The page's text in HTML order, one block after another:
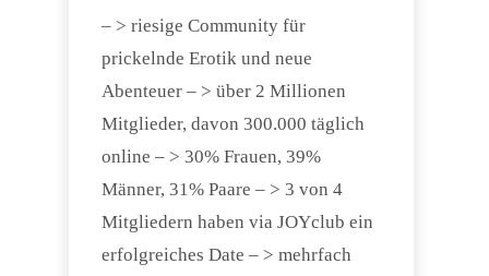
– > riesige Community für
prickelnde Erotik und neue
Abenteuer – > über 2 Millionen
Mitglieder, davon 300.000 täglich
online – > 30% Frauen, 39%
Männer, 31% Paare – > 3 von 4
Mitgliedern haben via JOYclub ein
erfolgreiches Date – > mehrfach